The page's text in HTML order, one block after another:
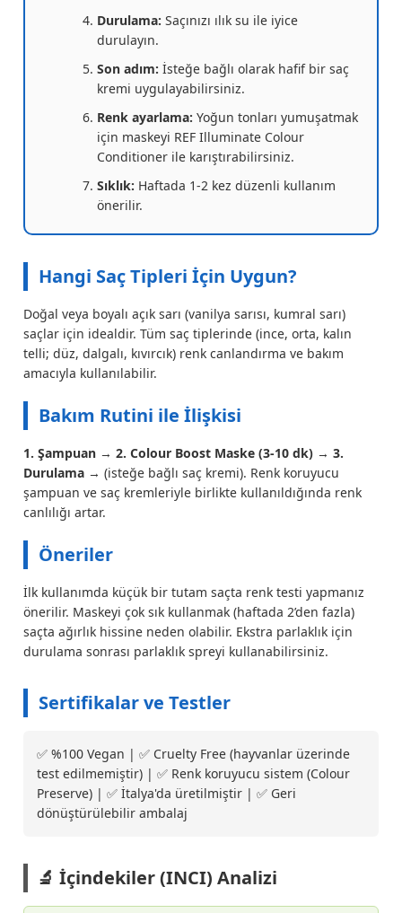
Durulama: Saçınızı ılık su ile iyice
durulayın.
Son adım: İsteğe bağlı olarak hafif bir saç
kremi uygulayabilirsiniz.
Renk ayarlama: Yoğun tonları yumuşatmak
için maskeyi REF Illuminate Colour
Conditioner ile karıştırabilirsiniz.
Sıklık: Haftada 1-2 kez düzenli kullanım
önerilir.
Hangi Saç Tipleri İçin Uygun?
Doğal veya boyalı açık sarı (vanilya sarısı, kumral sarı)
saçlar için idealdir. Tüm saç tiplerinde (ince, orta, kalın
telli; düz, dalgalı, kıvırcık) renk canlandırma ve bakım
amacıyla kullanılabilir.
Bakım Rutini ile İlişkisi
1. Şampuan → 2. Colour Boost Maske (3-10 dk) → 3.
Durulama → (isteğe bağlı saç kremi). Renk koruyucu
şampuan ve saç kremleriyle birlikte kullanıldığında renk
canlılığı artar.
Öneriler
İlk kullanımda küçük bir tutam saçta renk testi yapmanız
önerilir. Maskeyi çok sık kullanmak (haftada 2’den fazla)
saçta ağırlık hissine neden olabilir. Ekstra parlaklık için
durulama sonrası parlaklık spreyi kullanabilirsiniz.
Sertifikalar ve Testler
✅ %100 Vegan | ✅ Cruelty Free (hayvanlar üzerinde
test edilmemiştir) | ✅ Renk koruyucu sistem (Colour
Preserve) | ✅ İtalya'da üretilmiştir | ✅ Geri
dönüştürülebilir ambalaj
🔬 İçindekiler (INCI) Analizi